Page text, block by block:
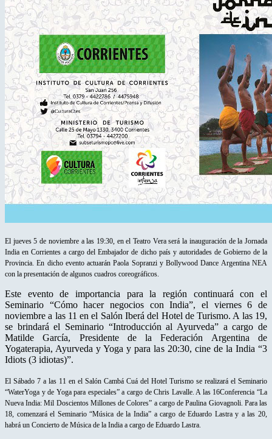
El jueves 5 de noviembre a las 19:30, en el Teatro Vera será la inauguración de la Jornada
India en Corrientes a cargo del Embajador de dicho país y autoridades de Gobierno de la
Provincia. En dicho evento actuarán Paola Sopranzi y Bollywood Dance Argentina NEA
con la presentación de algunos cuadros coreográficos.
Este evento de importancia para la región continuará con el
Seminario “Cómo hacer negocios con India”, el viernes 6 de
noviembre a las 11 en el Salón Iberá del Hotel de Turismo. A las 19,
se brindará el Seminario “Introducción al Ayurveda” a cargo de
Matilde García, Presidente de la Federación Argentina de
Yogaterapia, Ayurveda y Yoga y para las 20:30, cine de la India “3
Idiots (3 idiotas)”.
El Sábado 7 a las 11 en el Salón Cambá Cuá del Hotel Turismo se realizará el Seminario
“WaterYoga y de Yoga para especiales” a cargo de Chris Lavalle. A las 16Conferencia “La
Nueva India: Mil Doscientos Millones de Colores” a cargo de Paulina Giovagnoli. Para las
18, comenzará el Seminario “Música de la India” a cargo de Eduardo Lastra y a las 20,
habrá un Concierto de Música de la India a cargo de Eduardo Lastra.